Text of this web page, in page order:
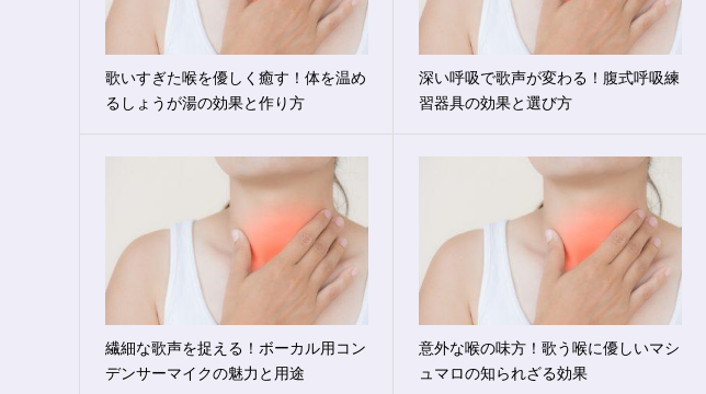
歌いすぎた喉を優しく癒す！体を温め
るしょうが湯の効果と作り方
深い呼吸で歌声が変わる！腹式呼吸練
習器具の効果と選び方
繊細な歌声を捉える！ボーカル用コン
デンサーマイクの魅力と用途
意外な喉の味方！歌う喉に優しいマシ
ュマロの知られざる効果